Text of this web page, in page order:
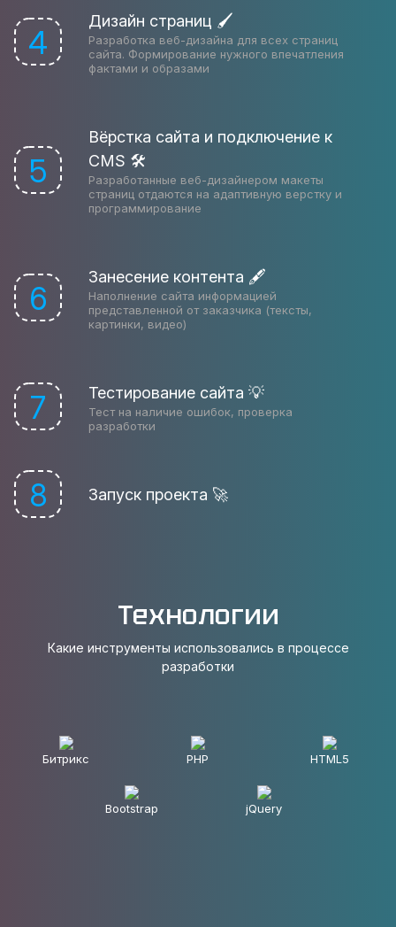
4
Дизайн страниц 🖌
Разработка веб-дизайна для всех страниц
сайта. Формирование нужного впечатления
фактами и образами
5
Вёрстка сайта и подключение к
CMS 🛠
Разработанные веб-дизайнером макеты
страниц отдаются на адаптивную верстку и
программирование
6
Занесение контента 🖋
Наполнение сайта информацией
представленной от заказчика (тексты,
картинки, видео)
7 Тестирование сайта 💡
Тест на наличие ошибок, проверка
разработки
8 Запуск проекта 🚀
Технологии
Какие инструменты использовались в процессе
разработки
Битрикс PHP HTML5
Bootstrap jQuery